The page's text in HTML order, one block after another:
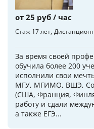
от 25 руб / час
Стаж 17 лет
За время своей
обучила более 200
исполнили свои
МГУ, МГИМО, ВШЭ,
(США, Франция,
работу и сдали
а также ЕГЭ...